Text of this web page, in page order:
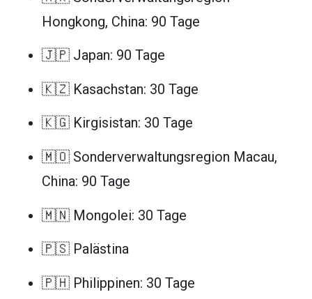
Hongkong, China: 90 Tage
🇯🇵 Japan: 90 Tage
🇰🇿 Kasachstan: 30 Tage
🇰🇬 Kirgisistan: 30 Tage
🇲🇴 Sonderverwaltungsregion Macau,
China: 90 Tage
🇲🇳 Mongolei: 30 Tage
🇵🇸 Palästina
🇵🇭 Philippinen: 30 Tage